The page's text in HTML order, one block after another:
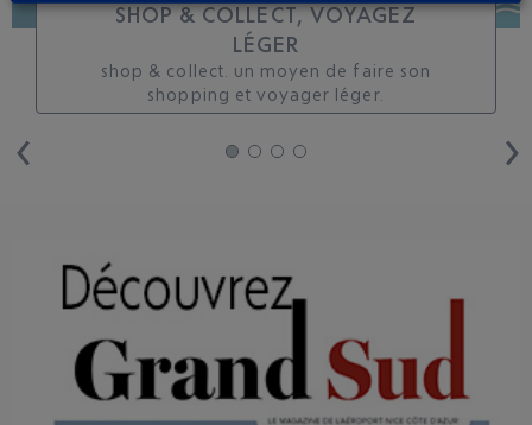
SHOP & COLLECT, VOYAGEZ
LÉGER
shop & collect. un moyen de faire son
shopping et voyager léger.